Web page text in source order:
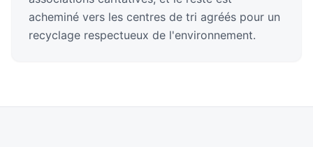
acheminé vers les centres de tri agréés pour un
recyclage respectueux de l'environnement.